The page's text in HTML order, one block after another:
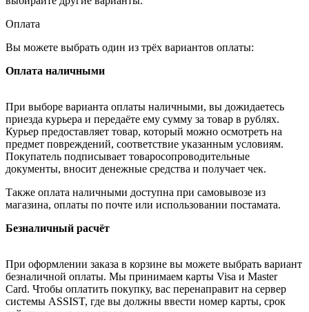
Оплата
Вы можете выбрать один из трёх вариантов оплаты:
Оплата наличными
При выборе варианта оплаты наличными, вы дожидаетесь
приезда курьера и передаёте ему сумму за товар в рублях.
Курьер предоставляет товар, который можно осмотреть на
предмет повреждений, соответствие указанным условиям.
Покупатель подписывает товаросопроводительные
документы, вносит денежные средства и получает чек.
Также оплата наличными доступна при самовывозе из
магазина, оплаты по почте или использовании постамата.
Безналичный расчёт
При оформлении заказа в корзине вы можете выбрать вариант
безналичной оплаты. Мы принимаем карты Visa и Master
Card. Чтобы оплатить покупку, вас перенаправит на сервер
системы ASSIST, где вы должны ввести номер карты, срок